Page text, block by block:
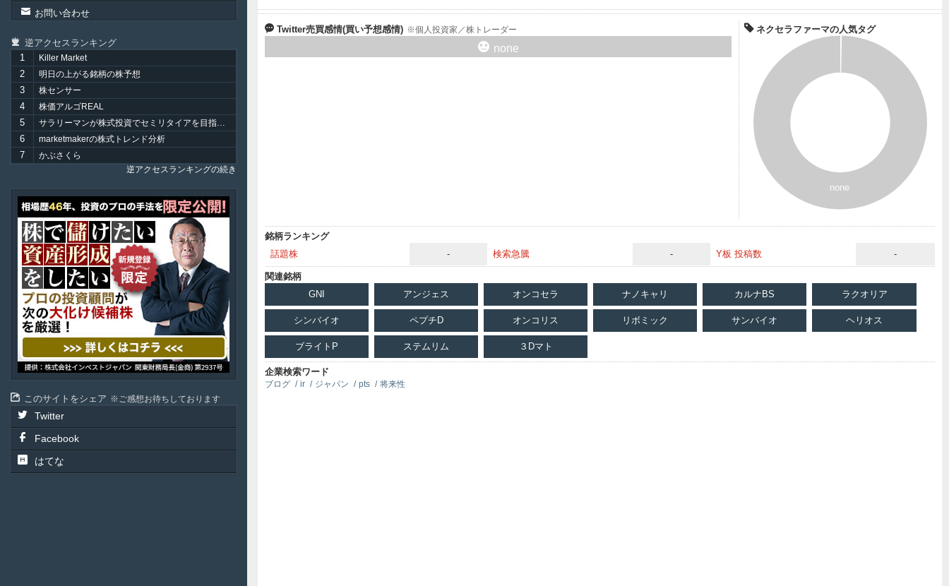
お問い合わせ
逆アクセスランキング
1
Killer Market
2 明日の上がる銘柄の株予想
3 株センサー
4 株価アルゴREAL
5 サラリーマンが株式投資でセミリタイアを目指してみました。
6 marketmakerの株式トレンド分析
7
かぶさくら
逆アクセスランキングの続き
このサイトをシェア ご感想お待ちしております
Twitter
Facebook
はてな
Twitter売買感情(買い予想感情) 個人投資家／株トレーダー
none
ネクセラファーマの人気タグ
none
銘柄ランキング
話題株
- 検索急騰 - Y板 投稿数 -
関連銘柄
GNI
アンジェス オンコセラ ナノキャリ カルナBS ラクオリア
シンバイオ ペプチD オンコリス リボミック サンバイオ ヘリオス
ブライトP ステムリム ３Dマト
企業検索ワード
ブログ ir ジャパン pts 将来性